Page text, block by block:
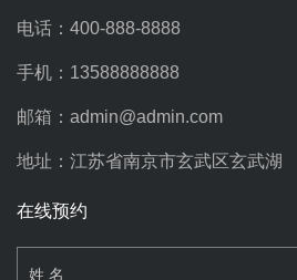
电话：400-888-8888
手机：13588888888
邮箱：admin@admin.com
地址：江苏省南京市玄武区玄武湖
在线预约